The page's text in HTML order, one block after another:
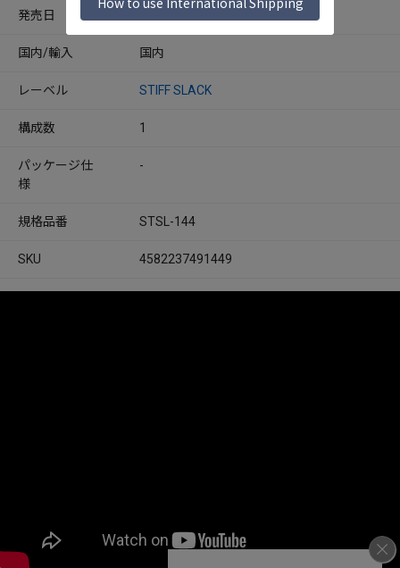
発売日
国内/輸入 国内
レーベル STIFF SLACK
構成数 1
パッケージ仕
様
-
規格品番 STSL-144
SKU 4582237491449